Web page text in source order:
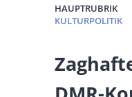
HAUPTRUBRIK
KULTURPOLITIK
Banner
Full-